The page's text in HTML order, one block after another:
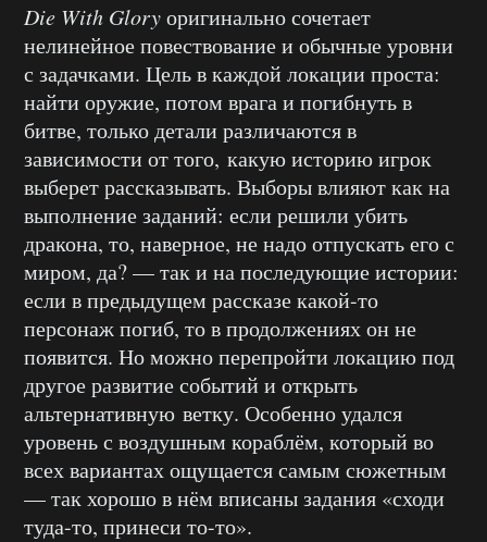
Die With Gloryоригинально сочетает
нелинейное повествование и обычные уровни
с задачками. Цель в каждой локации проста:
найти оружие, потом врага и погибнуть в
битве, только детали различаются в
зависимости от того, какую историю игрок
выберет рассказывать. Выборы влияют как на
выполнение заданий: если решили убить
дракона, то, наверное, не надо отпускать его с
миром, да? — так и на последующие истории:
если в предыдущем рассказе какой-то
персонаж погиб, то в продолжениях он не
появится. Но можно перепройти локацию под
другое развитие событий и открыть
альтернативную ветку. Особенно удался
уровень с воздушным кораблём, который во
всех вариантах ощущается самым сюжетным
— так хорошо в нём вписаны задания «сходи
туда-то, принеси то-то».